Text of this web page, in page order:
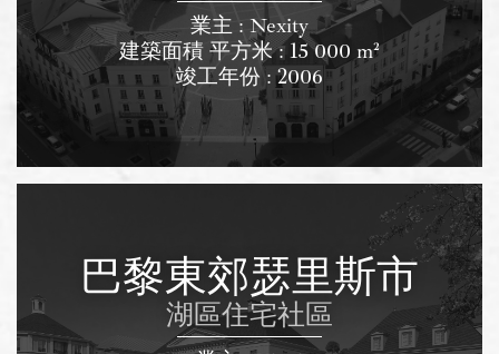
業主 : Nexity
建築面積 平方米 : 15 000 m²
竣工年份 : 2006
巴黎東郊瑟里斯市
湖區住宅社區